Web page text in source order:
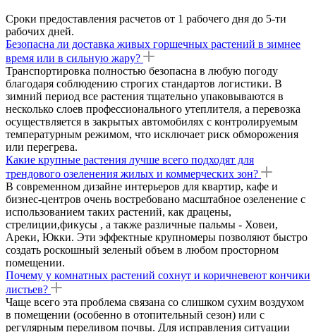
Сроки предоставления расчетов от 1 рабочего дня до 5-ти
рабочих дней.
Безопасна ли доставка живых горшечных растений в зимнее
время или в сильную жару?
Транспортировка полностью безопасна в любую погоду
благодаря соблюдению строгих стандартов логистики. В
зимний период все растения тщательно упаковываются в
несколько слоев профессионального утеплителя, а перевозка
осуществляется в закрытых автомобилях с контролируемым
температурным режимом, что исключает риск обморожения
или перегрева.
Какие крупные растения лучше всего подходят для
трендового озеленения жилых и коммерческих зон?
В современном дизайне интерьеров для квартир, кафе и
бизнес-центров очень востребовано масштабное озеленение с
использованием таких растений, как драцены,
стрелиции,фикусы , а также различные пальмы - Ховеи,
Ареки, Юкки. Эти эффектные крупномеры позволяют быстро
создать роскошный зеленый объем в любом просторном
помещении.
Почему у комнатных растений сохнут и коричневеют кончики
листьев?
Чаще всего эта проблема связана со слишком сухим воздухом
в помещении (особенно в отопительный сезон) или с
регулярным переливом почвы. Для исправления ситуации